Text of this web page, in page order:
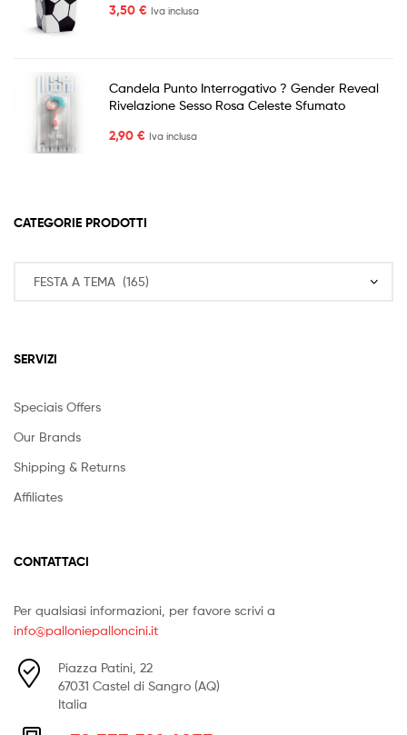
3,50 € Iva inclusa
Candela Punto Interrogativo ? Gender Reveal
Rivelazione Sesso Rosa Celeste Sfumato
2,90 € Iva inclusa
CATEGORIE PRODOTTI
SERVIZI
Speciais Offers
Our Brands
Shipping & Returns
Affiliates
CONTATTACI
Per qualsiasi informazioni, per favore scrivi a
info@palloniepalloncini.it
Piazza Patini, 22
67031 Castel di Sangro (AQ)
Italia